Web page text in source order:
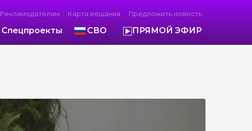
Рекламодателям Карта вещания Предложить новость
Спецпроекты СВО ПРЯМОЙ ЭФИР